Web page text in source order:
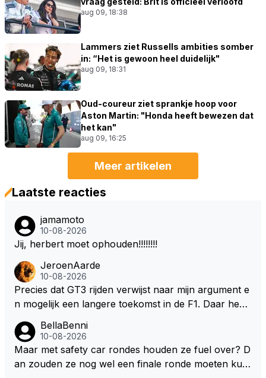
aug 09, 18:38
Lammers ziet Russells ambities somber
in: “Het is gewoon heel duidelijk"
aug 09, 18:31
Oud-coureur ziet sprankje hoop voor
Aston Martin: "Honda heeft bewezen dat
het kan"
aug 09, 16:25
Meer artikelen
Laatste reacties
jamamoto
10-08-2026
Jij, herbert moet ophouden!!!!!!!!
JeroenAarde
10-08-2026
Precies dat GT3 rijden verwijst naar mijn argument e
n mogelijk een langere toekomst in de F1. Daar heeft
erademing was. Dit zou in de F1 bij elke race moeten
zijn. Stel de auto's worden zoals ik omschreef en M
ax kan helemaal los gaan met zijn talenten, dan zie i
BellaBenni
10-08-2026
Maar met safety car rondes houden ze fuel over? D
an zouden ze nog wel een finale ronde moeten kun